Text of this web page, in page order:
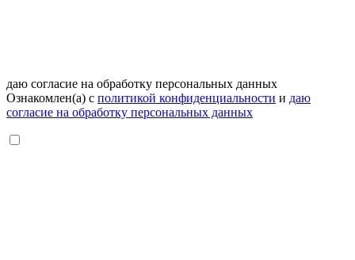
даю согласие на обработку персональных данных
Ознакомлен(а) с политикой конфиденциальности и даю
согласие на обработку персональных данных